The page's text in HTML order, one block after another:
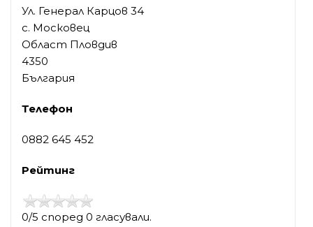
Ул. Генерал Карцов 34
с. Московец
Област Пловдив
4350
България
Телефон
0882 645 452
Рейтинг
0/5 според 0 гласували.